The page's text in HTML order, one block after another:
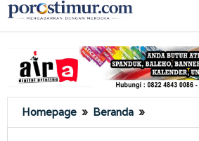
Lewati
ke
Homepage » Beranda »
Skutik